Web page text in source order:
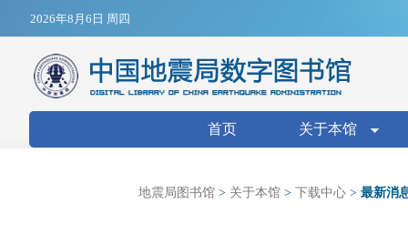
2026年8月6日 周四
搜索表单
首页 关于本馆
地震局图书馆 > 关于本馆 > 下载中心 > 最新消